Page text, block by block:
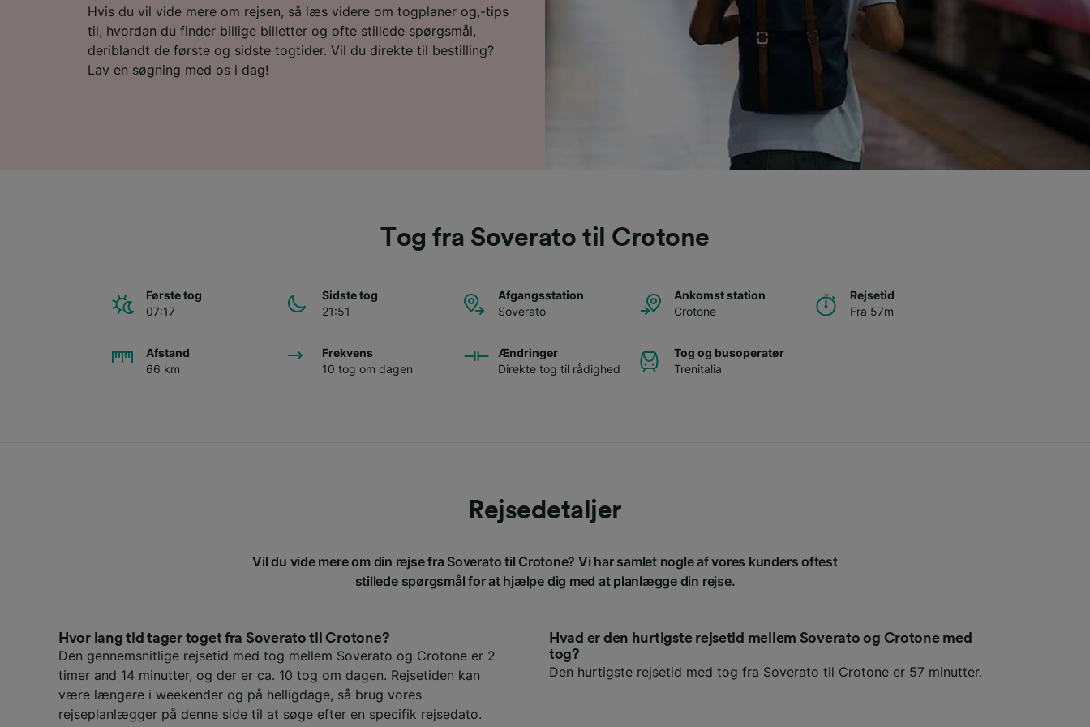
Hvis du vil vide mere om rejsen, så læs videre om togplaner og,-tips
til, hvordan du finder billige billetter og ofte stillede spørgsmål,
deriblandt de første og sidste togtider. Vil du direkte til bestilling?
Lav en søgning med os i dag!
Tog fra Soverato til Crotone
Første tog
07:17
Sidste tog
21:51
Afgangsstation
Soverato
Ankomst station
Crotone
Rejsetid
Fra 57m
Afstand
66 km
Frekvens
10 tog om dagen
Ændringer
Direkte tog til rådighed
Tog og busoperatør
Trenitalia
Rejsedetaljer
Vil du vide mere om din rejse fra Soverato til Crotone? Vi har samlet nogle af vores kunders oftest
stillede spørgsmål for at hjælpe dig med at planlægge din rejse.
Hvor lang tid tager toget fra Soverato til Crotone?
Den gennemsnitlige rejsetid med tog mellem Soverato og Crotone er 2
timer and 14 minutter, og der er ca. 10 tog om dagen. Rejsetiden kan
være længere i weekender og på helligdage, så brug vores
rejseplanlægger på denne side til at søge efter en specifik rejsedato.
Hvad er den hurtigste rejsetid mellem Soverato og Crotone med
tog?
Den hurtigste rejsetid med tog fra Soverato til Crotone er 57 minutter.